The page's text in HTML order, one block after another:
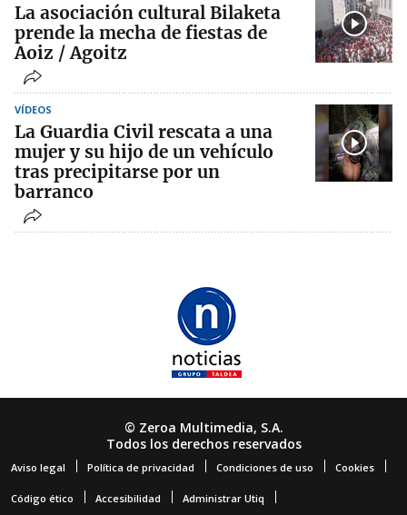
La asociación cultural Bilaketa
prende la mecha de fiestas de
Aoiz / Agoitz
VÍDEOS
La Guardia Civil rescata a una
mujer y su hijo de un vehículo
tras precipitarse por un
barranco
© Zeroa Multimedia, S.A.
Todos los derechos reservados
Aviso legal Política de privacidad Condiciones de uso Cookies
Código ético Accesibilidad Administrar Utiq